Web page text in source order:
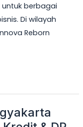
berbagai
Di wilayah
Reborn